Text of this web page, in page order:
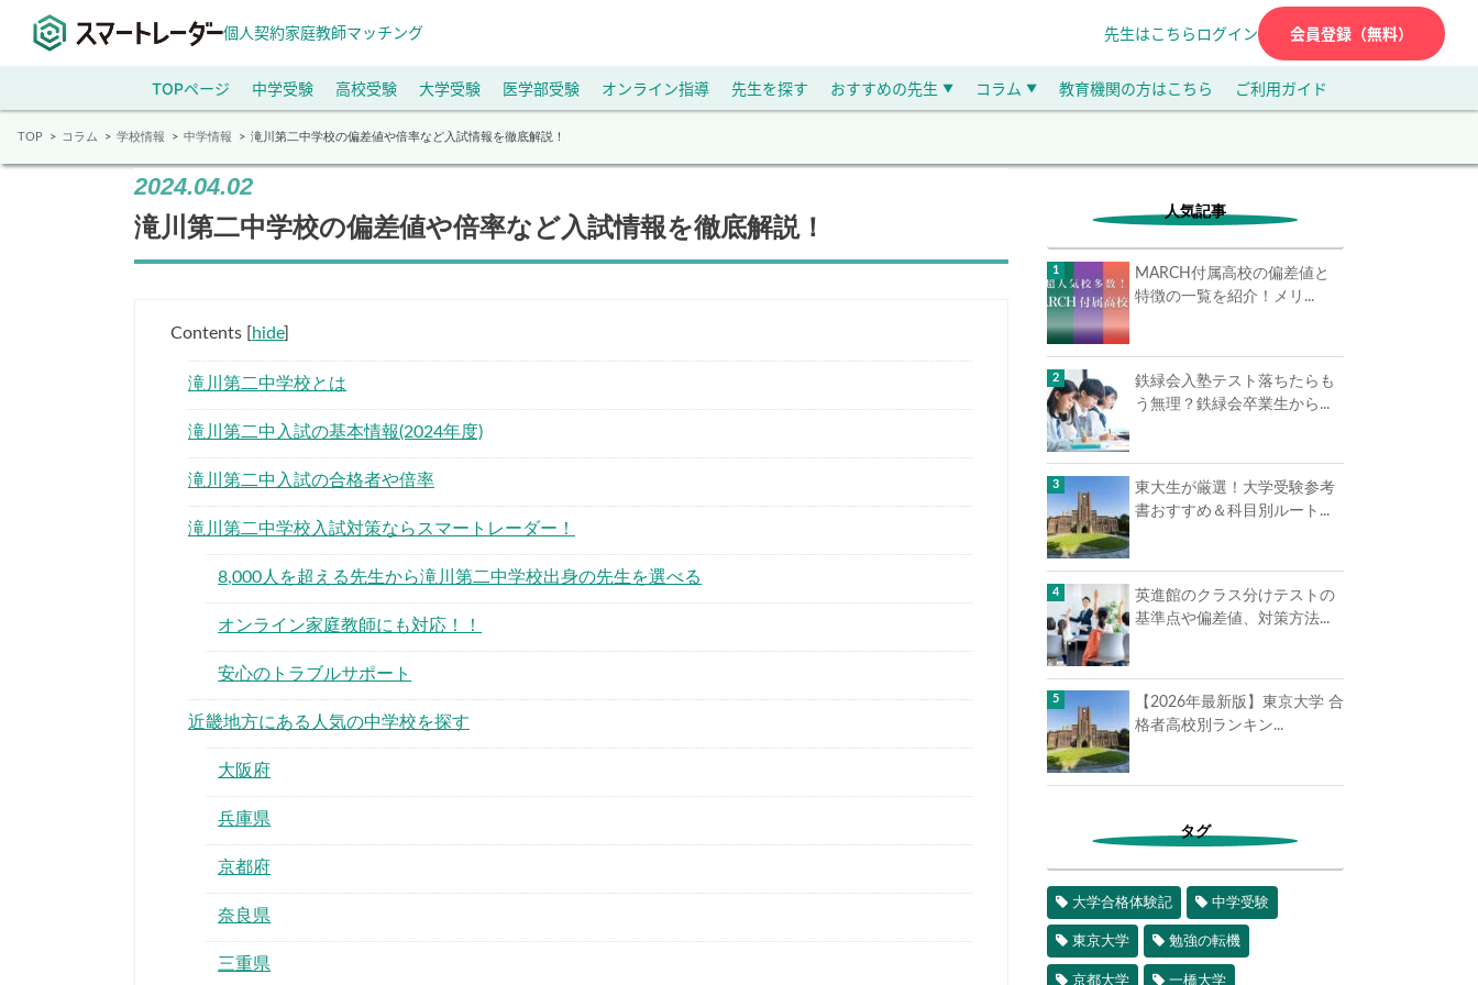
個人契約家庭教師マッチング 先生はこちら ログイン 会員登録（無料）
TOPページ 中学受験 高校受験 大学受験 医学部受験 オンライン指導 先生を探す おすすめの先生 ▼ コラム ▼ 教育機関の方はこちら ご利用ガイド
TOP コラム 学校情報 中学情報 滝川第二中学校の偏差値や倍率など入試情報を徹底解説！
2024.04.02
滝川第二中学校の偏差値や倍率など入試情報を徹底解説！
Contents [hide]
滝川第二中学校とは
滝川第二中入試の基本情報(2024年度)
滝川第二中入試の合格者や倍率
滝川第二中学校入試対策ならスマートレーダー！
8,000人を超える先生から滝川第二中学校出身の先生を選べる
オンライン家庭教師にも対応！！
安心のトラブルサポート
近畿地方にある人気の中学校を探す
大阪府
兵庫県
京都府
奈良県
三重県
人気記事
MARCH付属高校の偏差値と
特徴の一覧を紹介！メリ...
鉄緑会入塾テスト落ちたらも
う無理？鉄緑会卒業生から...
東大生が厳選！大学受験参考
書おすすめ＆科目別ルート...
英進館のクラス分けテストの
基準点や偏差値、対策方法...
【2026年最新版】東京大学 合
格者高校別ランキン...
タグ
大学合格体験記 中学受験
東京大学 勉強の転機
京都大学 一橋大学